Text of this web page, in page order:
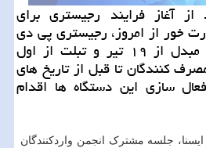
آغاز فرایند رجیستری برای
خور از امروز، رجیستری پی دی
ای، رجیستری اسکنر و مبدل از ۱۹ تیر و تبلت از اول
کنندگان تا قبل از تاریخ های
سازی این دستگاه ها اقدام
جلسه مشترک انجمن واردکنندگان